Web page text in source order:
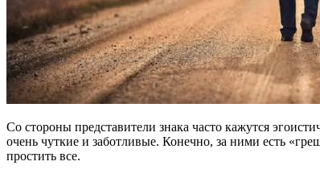
Со стороны представители знака часто кажутся
очень чуткие и заботливые. Конечно, за ними есть
простить все.